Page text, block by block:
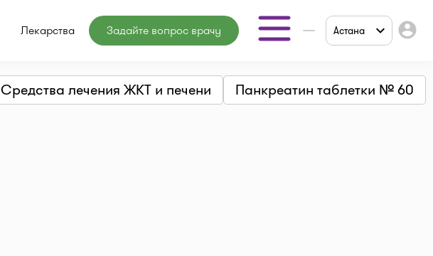
Лекарства Задайте вопрос врачу
Доставка
лекарств
Астана account_circle
Средства лечения ЖКТ и печени Панкреатин таблетки № 60